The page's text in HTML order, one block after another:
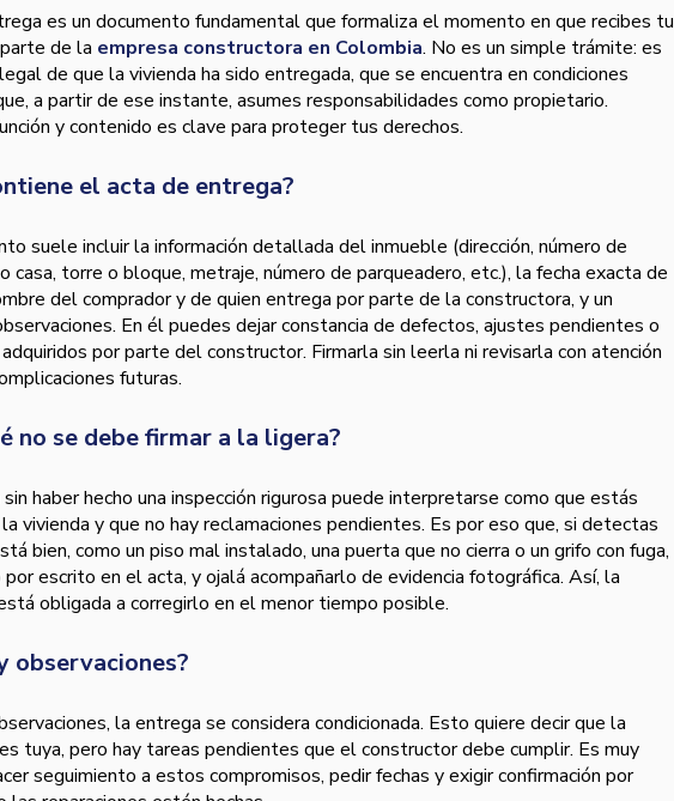
es un documento fundamental que formaliza el momento en que recibes tu
de la empresa constructora en Colombia. No es un simple trámite: es
de que la vivienda ha sido entregada, que se encuentra en condiciones
a partir de ese instante, asumes responsabilidades como propietario.
y contenido es clave para proteger tus derechos.
el acta de entrega?
suele incluir la información detallada del inmueble (dirección, número de
casa, torre o bloque, metraje, número de parqueadero, etc.), la fecha exacta de
del comprador y de quien entrega por parte de la constructora, y un
En él puedes dejar constancia de defectos, ajustes pendientes o
por parte del constructor. Firmarla sin leerla ni revisarla con atención
futuras.
no se debe firmar a la ligera?
haber hecho una inspección rigurosa puede interpretarse como que estás
vivienda y que no hay reclamaciones pendientes. Es por eso que, si detectas
bien, como un piso mal instalado, una puerta que no cierra o un grifo con fuga,
escrito en el acta, y ojalá acompañarlo de evidencia fotográfica. Así, la
obligada a corregirlo en el menor tiempo posible.
observaciones?
la entrega se considera condicionada. Esto quiere decir que la
tuya, pero hay tareas pendientes que el constructor debe cumplir. Es muy
seguimiento a estos compromisos, pedir fechas y exigir confirmación por